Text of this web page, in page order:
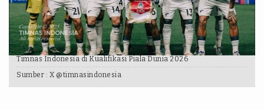
Timnas Indonesia di Kualifikasi Piala Dunia 2026
Sumber : X @timnasindonesia